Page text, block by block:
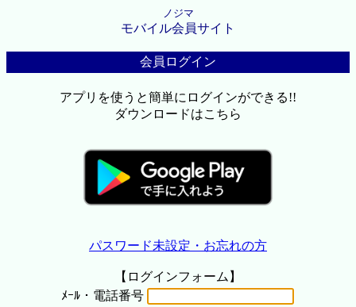
ノジマ
モバイル会員サイト
会員ログイン
アプリを使うと簡単にログインができる!!
ダウンロードはこちら
パスワード未設定・お忘れの方
【ログインフォーム】
ﾒｰﾙ・電話番号